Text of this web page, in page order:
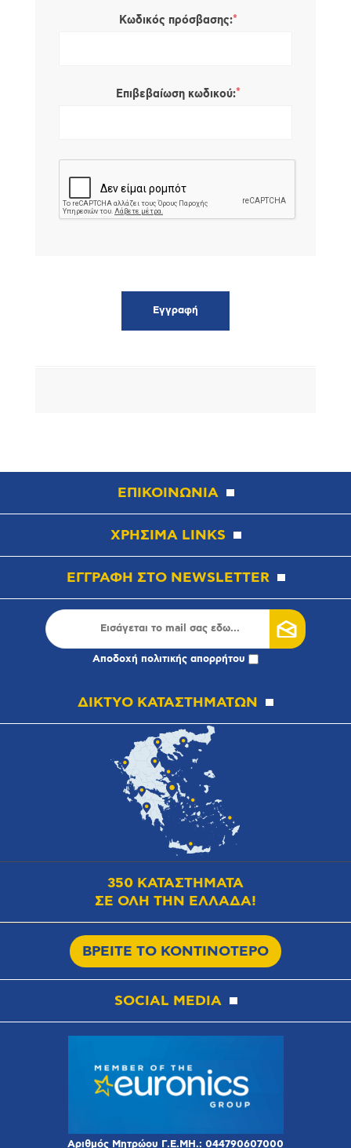
Κωδικός πρόσβασης:*
Επιβεβαίωση κωδικού:*
ΕΠΙΚΟΙΝΩΝΙΑ
ΧΡΗΣΙΜΑ LINKS
ΕΓΓΡΑΦΗ ΣΤΟ NEWSLETTER
Αποδοχή πολιτικής απορρήτου
ΔΙΚΤΥΟ ΚΑΤΑΣΤΗΜΑΤΩΝ
350 ΚΑΤΑΣΤΗΜΑΤΑ
ΣΕ ΟΛΗ ΤΗΝ ΕΛΛΑΔΑ!
ΒΡΕΙΤΕ ΤΟ ΚΟΝΤΙΝΟΤΕΡΟ
SOCIAL MEDIA